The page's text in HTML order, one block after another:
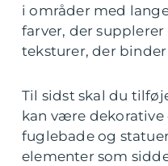
i områder med
farver, der
teksturer, der
Til sidst skal du
kan være dekorative
fuglebade og
elementer som